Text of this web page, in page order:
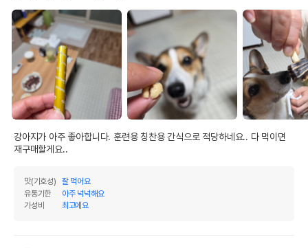
오메가3 0% 0%
오메가6
수분 63.51%
탄수화물 57.82%
기타성분
상세 정보
원료구성
포장상태
강아지가 아주 좋아합니다. 훈련용 칭찬용 간식으로 적당하네요.. 다 먹이면
재구매할게요..
맛(기호성)
잘 먹어요
유통기한
아주 넉넉해요
가성비
최고에요